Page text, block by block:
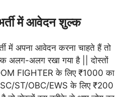
में आवेदन शुल्क
में अपना आवेदन करना चाहते हैं तो
अलग-अलग रखा गया है || दोस्तों
FIGHTER के लिए ₹1000 का
ST/OBC/EWS के लिए ₹200